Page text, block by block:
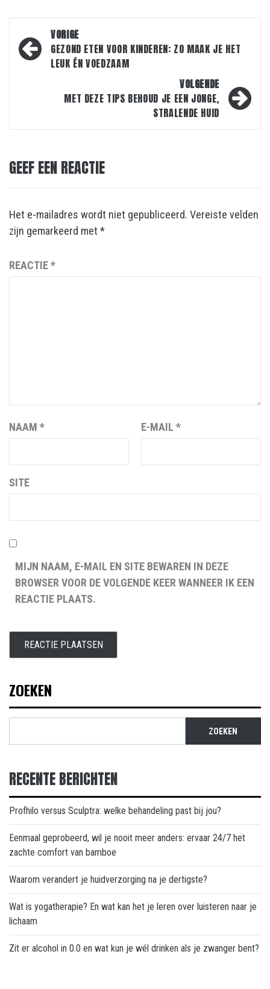
Bericht
navigatie
VORIGE
GEZOND ETEN VOOR KINDEREN: ZO MAAK JE HET
LEUK ÉN VOEDZAAM
VOLGENDE
MET DEZE TIPS BEHOUD JE EEN JONGE,
STRALENDE HUID
GEEF EEN REACTIE
Het e-mailadres wordt niet gepubliceerd. Vereiste velden
zijn gemarkeerd met *
REACTIE*
NAAM * E-MAIL *
SITE
MIJN NAAM, E-MAIL EN SITE BEWAREN IN DEZE
BROWSER VOOR DE VOLGENDE KEER WANNEER IK EEN
REACTIE PLAATS.
ZOEKEN
ZOEKEN
RECENTE BERICHTEN
Profhilo versus Sculptra: welke behandeling past bij jou?
Eenmaal geprobeerd, wil je nooit meer anders: ervaar 24/7 het
zachte comfort van bamboe
Waarom verandert je huidverzorging na je dertigste?
Wat is yogatherapie? En wat kan het je leren over luisteren naar je
lichaam
Zit er alcohol in 0.0 en wat kun je wél drinken als je zwanger bent?